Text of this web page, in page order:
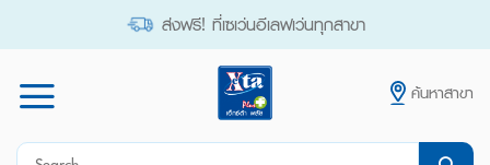
ส่งฟรี! ที่เซเว่นอีเลฟเว่นทุกสาขา
ค้นหาสาขา
Search